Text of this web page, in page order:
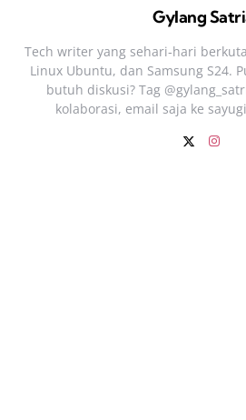
Gylang
Tech writer yang sehari‑hari
Linux Ubuntu, dan Samsung S24.
butuh diskusi? Tag
kolaborasi, email saja ke